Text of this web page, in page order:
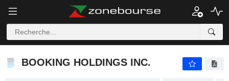
BOOKING HOLDINGS INC.
BOOKING HOLDINGS INC.